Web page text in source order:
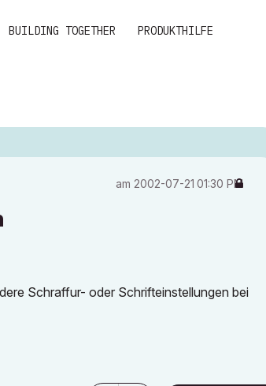
BUILDING TOGETHER PRODUKTHILFE
am ‎2002-07-21 01:30 PM
Schraffur- oder Schrifteinstellungen bei